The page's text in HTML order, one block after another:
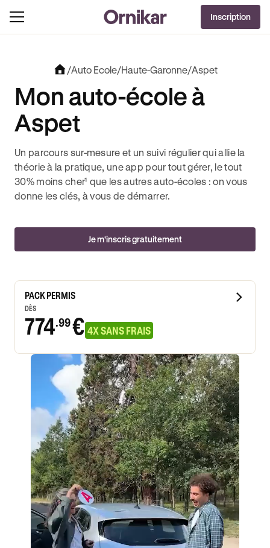
OFFRE EXCLUSIVE
+ 3 MOIS DEEZER PREMIUM OFFERTS* !JUSQU’À 170€ OFFERTS AVEC
J'EN PROFITE !
Inscription
/Auto Ecole/Haute-Garonne/Aspet
Mon auto-école à
Aspet
Un parcours sur-mesure et un suivi régulier qui allie la
théorie à la pratique, une app pour tout gérer, le tout
30% moins cher¹ que les autres auto-écoles : on vous
donne les clés, à vous de démarrer.
Je m'inscris gratuitement
PACK PERMIS
DÈS
774.99€ 4X SANS FRAIS